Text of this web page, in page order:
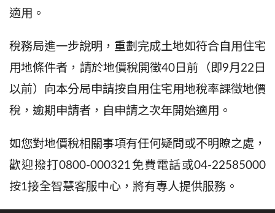
適用。
稅務局進一步說明，重劃完成土地如符合自用住宅
用地條件者，請於地價稅開徵40 日前 （ 即9月 22 日
以前）
向本分局申請按自用住宅用地稅率課徵地價
稅，逾期申請者，自申請之次年開始適用。
如您對地價稅相關事項有任何疑問或不明瞭之處，
歡迎撥打0800-000321免費電話或04-22585000
按1接全智慧客服中心，將有專人提供服務。